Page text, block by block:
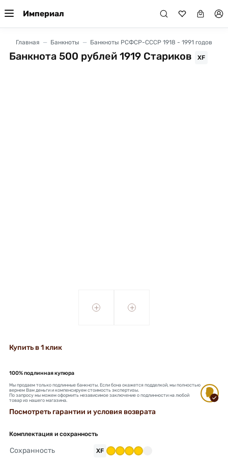
Империал
Главная Банкноты Банкноты РСФСР-СССР 1918 - 1991 годов
Банкнота 500 рублей 1919 Стариков XF
+ +
Купить в 1 клик
100% подлинная купюра
Мы продаем только подлинные банкноты. Если бона окажется подделкой, мы полностью
вернем Вам деньги и компенсируем стоимость экспертизы.
По запросу мы можем оформить независимое заключение о подлинности на любой
товар из нашего магазина.
Посмотреть гарантии и условия возврата
Комплектация и сохранность
Сохранность XF